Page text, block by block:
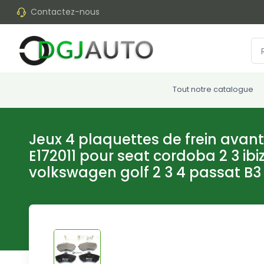
Contactez-nous
Tout notre catalogue
Jeux 4 plaquettes de frein
E172011 pour seat cordoba 2 3
volkswagen golf 2 3 4 passat B3